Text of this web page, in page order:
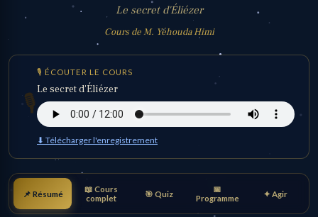
Le secret d'Éliézer
Cours de M. Yéhouda Himi
🎙️
🎙 ÉCOUTER LE COURS
Le secret d'Éliézer
⬇ Télécharger l'enregistrement
📌 Résumé
📖 Cours
complet
🎯 Quiz
📅
Programme
✦ Agir